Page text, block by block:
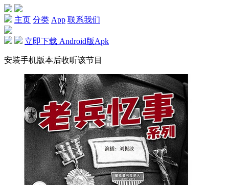
主页 分类 App 联系我们
立即下载 Android版Apk
安装手机版本后收听该节目